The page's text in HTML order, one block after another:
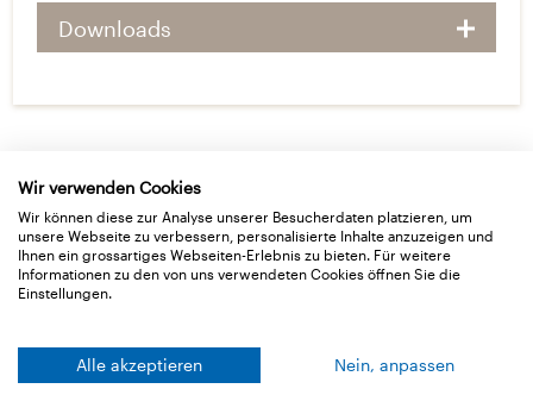
Downloads
Basisdaten Anwendung
Verarbeitungstipps
Wir verwenden Cookies
Wir können diese zur Analyse unserer Besucherdaten platzieren, um
unsere Webseite zu verbessern, personalisierte Inhalte anzuzeigen und
Ihnen ein grossartiges Webseiten-Erlebnis zu bieten. Für weitere
Informationen zu den von uns verwendeten Cookies öffnen Sie die
Einstellungen.
Alle akzeptieren Nein, anpassen